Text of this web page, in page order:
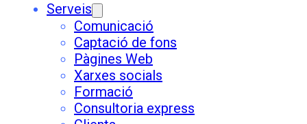
Serveis
Comunicació
Captació de fons
Pàgines Web
Xarxes socials
Formació
Consultoria express